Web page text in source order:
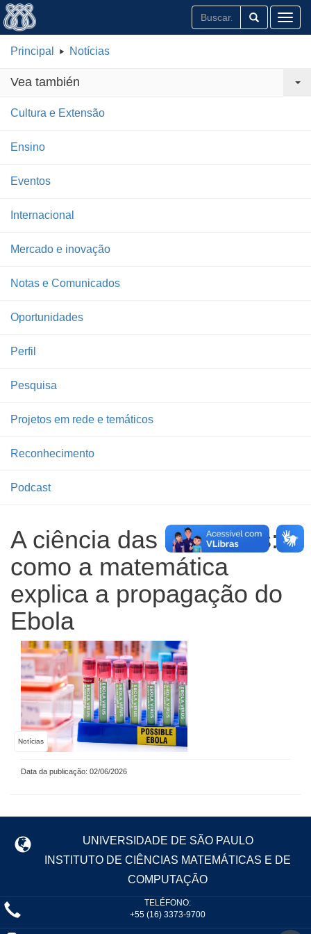
Principal Notícias
Vea también
Cultura e Extensão
Ensino
Eventos
Internacional
Mercado e inovação
Notas e Comunicados
Oportunidades
Perfil
Pesquisa
Projetos em rede e temáticos
Reconhecimento
Podcast
A ciência das conexões:
como a matemática
explica a propagação do
Ebola
Notícias
Data da publicação: 02/06/2026
UNIVERSIDADE DE SÃO PAULO
INSTITUTO DE CIÊNCIAS MATEMÁTICAS E DE
COMPUTAÇÃO
TELÉFONO:
+55 (16) 3373-9700